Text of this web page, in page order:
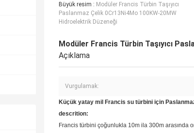
Büyük resim : Modüler Francis Türbin Taşıyıcı
Paslanmaz Çelik 0Cr13Ni4Mo 100KW-20MW
Hidroelektrik Düzeneği
Modüler Francis Türbin Taşıyıcı
Açıklama
Vurgulamak:
Küçük yatay mil Francis su türbini için
descrition:
Francis türbini çoğunlukla 10m ila 300m arasında